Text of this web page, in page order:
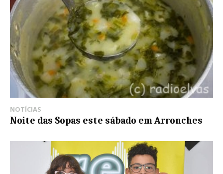
NOTÍCIAS
Noite das Sopas este sábado em Arronches